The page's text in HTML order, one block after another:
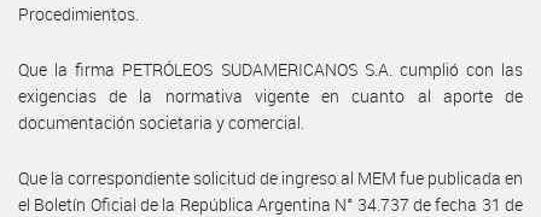
Procedimientos.
Que la firma PETRÓLEOS SUDAMERICANOS S.A. cumplió con las
exigencias de la normativa vigente en cuanto al aporte de
documentación societaria y comercial.
Que la correspondiente solicitud de ingreso al MEM fue publicada en
el Boletín Oficial de la República Argentina N° 34.737 de fecha 31 de